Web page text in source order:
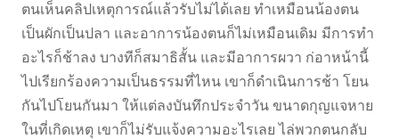
ตนเห็นคลิปเหตุการณ์แล้วรับไม่ได้เลย ทำเหมือนน้องตน
เป็นผักเป็นปลา และอาการน้องตนก็ไม่เหมือนเดิม มีการทำ
อะไรก็ช้าลง บางทีก็สมาธิสั้น และมีอาการผวา ก่อาหน้านี้
ไปเรียกร้องความเป็นธรรมที่ไหน เขาก็ดำเนินการช้า โยน
กันไปโยนกันมา ให้แต่ลงบันทึกประจำวัน ขนาดกุญแจหาย
ในที่เกิดเหตุ เขาก็ไม่รับแจ้งความอะไรเลย ไล่พวกตนกลับ